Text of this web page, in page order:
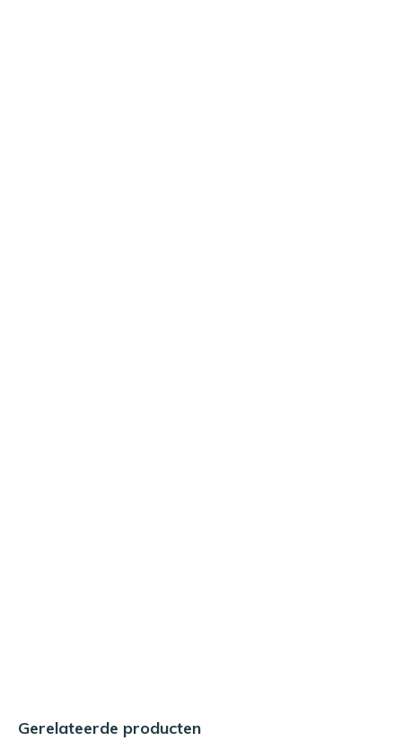
Gerelateerde producten